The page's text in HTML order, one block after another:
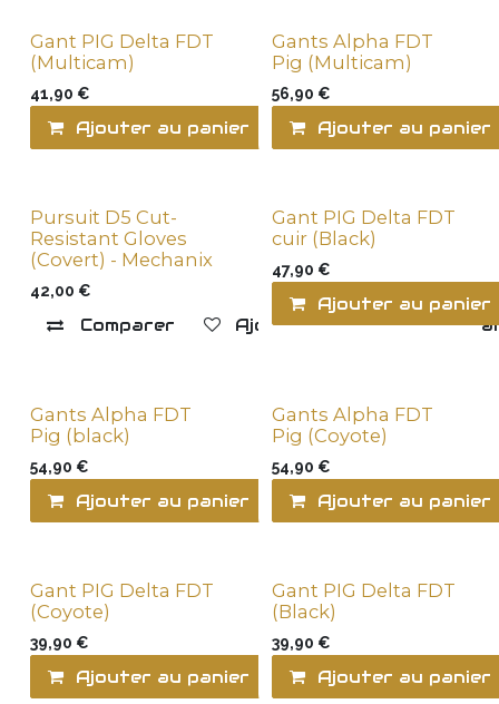
Gant PIG Delta FDT
(Multicam)
41,90 €
Ajouter au panier Comparer
Gants Alpha FDT
Pig (Multicam)
56,90 €
Ajouter au panier
Pursuit D5 Cut-
Resistant Gloves
(Covert) - Mechanix
42,00 €
Comparer Ajouter à la liste de
Gant PIG Delta FDT
cuir (Black)
47,90 €
Ajouter au panier
Gants Alpha FDT
Pig (black)
54,90 €
Ajouter au panier Comparer
Gants Alpha FDT
Pig (Coyote)
54,90 €
Ajouter au panier
Gant PIG Delta FDT
(Coyote)
39,90 €
Ajouter au panier Comparer
Gant PIG Delta FDT
(Black)
39,90 €
Ajouter au panier